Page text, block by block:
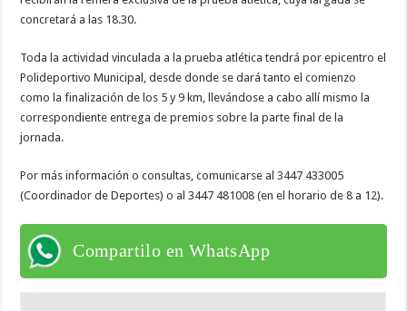
concretará a las 18.30.
Toda la actividad vinculada a la prueba atlética tendrá por epicentro el
Polideportivo Municipal, desde donde se dará tanto el comienzo
como la finalización de los 5 y 9 km, llevándose a cabo allí mismo la
correspondiente entrega de premios sobre la parte final de la
jornada.
Por más información o consultas, comunicarse al 3447 433005
(Coordinador de Deportes) o al 3447 481008 (en el horario de 8 a 12).
Compartilo en WhatsApp